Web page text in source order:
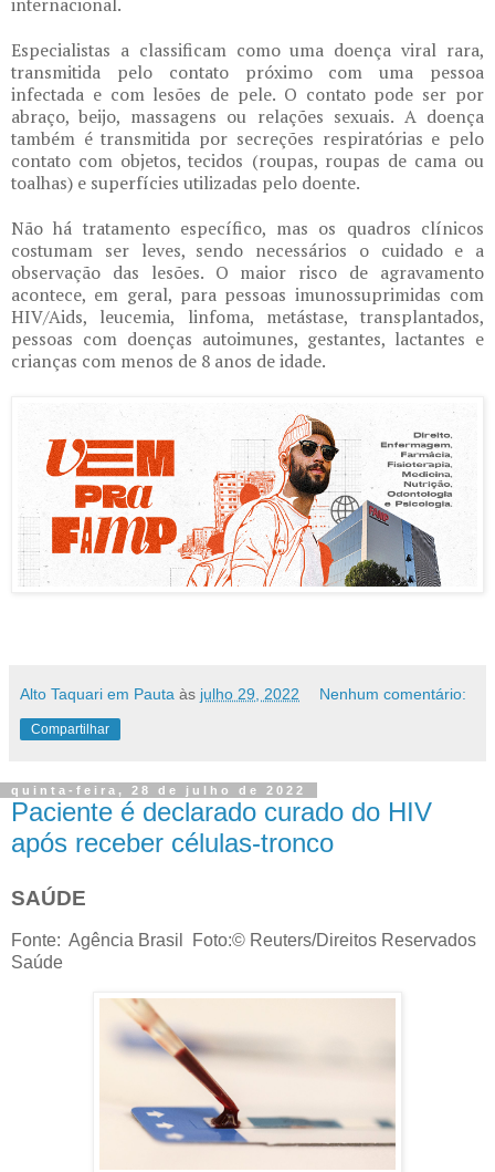
internacional.
Especialistas a classificam como uma doença viral rara,
transmitida pelo contato próximo com uma pessoa
infectada e com lesões de pele. O contato pode ser por
abraço, beijo, massagens ou relações sexuais. A doença
também é transmitida por secreções respiratórias e pelo
contato com objetos, tecidos (roupas, roupas de cama ou
toalhas) e superfícies utilizadas pelo doente.
Não há tratamento específico, mas os quadros clínicos
costumam ser leves, sendo necessários o cuidado e a
observação das lesões. O maior risco de agravamento
acontece, em geral, para pessoas imunossuprimidas com
HIV/Aids, leucemia, linfoma, metástase, transplantados,
pessoas com doenças autoimunes, gestantes, lactantes e
crianças com menos de 8 anos de idade.
Alto Taquari em Pauta às julho 29, 2022 Nenhum comentário:
Compartilhar
quinta-feira, 28 de julho de 2022
Paciente é declarado curado do HIV
após receber células-tronco
SAÚDE
Fonte: Agência Brasil Foto:© Reuters/Direitos Reservados
Saúde